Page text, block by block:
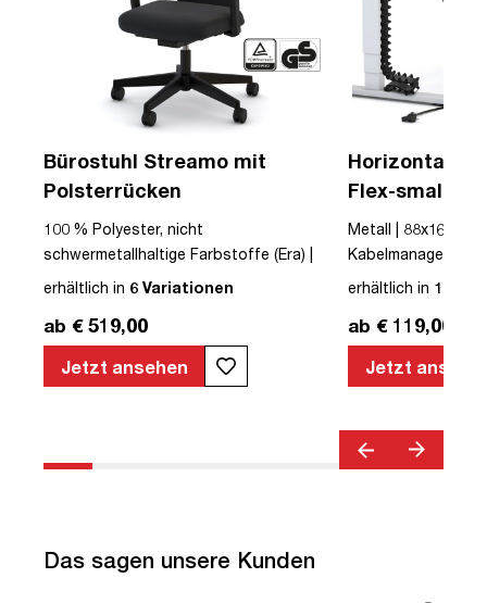
Bürostuhl Streamo mit
Polsterrücken
100 % Polyester, nicht
schwermetallhaltige Farbstoffe (Era) |
Textil | Schwarz | Schwarz | Drehstuhl |
Streamo | bis zu 120 kg | TÜV©
geprüfte Sicherheit | TÜV© geprüfte
Ergonomie | Quality Office© | TÜV©
erhältlich in 6 Variationen
ab € 519,00
Jetzt ansehen
Horizontaler
Flex-small +
Kabelführung
Steckdose
Metall |
erhältlich in 12
ab € 119,00
Jetzt
Das sagen unsere Kunden